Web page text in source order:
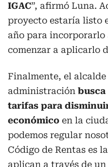
IGAC”, afirmó Luna.
proyecto estaría listo
año para incorporarlo
comenzar a aplicarlo
Finalmente, el alcalde
administración
tarifas para
económico en la
podemos regular
Código de Rentas es
aplican a través de